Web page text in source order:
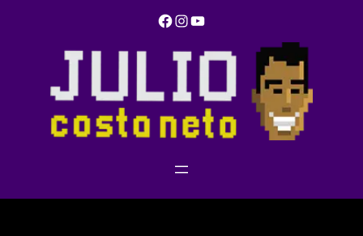
Facebook Instagram YouTube